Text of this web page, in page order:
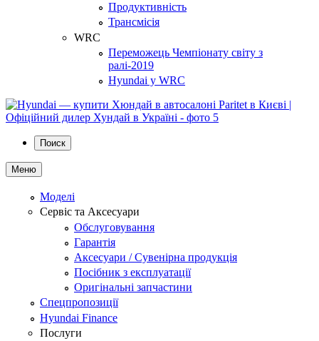
Продуктивність
Трансмісія
WRC
Переможець Чемпіонату світу з
ралі-2019
Hyundai у WRC
Поиск
Меню
Моделі
Сервіс та Аксесуари
Обслуговування
Гарантія
Аксесуари / Сувенірна продукція
Посібник з експлуатації
Оригінальні запчастини
Спецпропозиції
Hyundai Finance
Послуги